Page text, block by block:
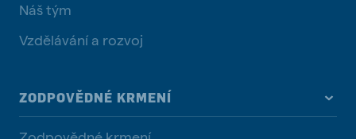
Náš tým
Vzdělávání a rozvoj
ZODPOVĚDNÉ KRMENÍ